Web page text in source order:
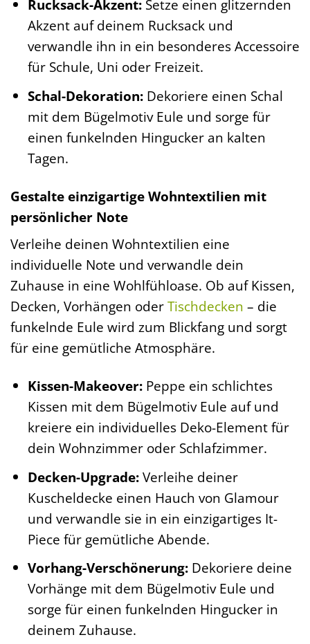
Rucksack-Akzent:Setze einen glitzernden
Akzent auf deinem Rucksack und
verwandle ihn in ein besonderes Accessoire
für Schule, Uni oder Freizeit.
Schal-Dekoration:Dekoriere einen Schal
mit dem Bügelmotiv Eule und sorge für
einen funkelnden Hingucker an kalten
Tagen.
Gestalte einzigartige Wohntextilien mit
persönlicher Note
Verleihe deinen Wohntextilien eine
individuelle Note und verwandle dein
Zuhause in eine Wohlfühloase. Ob auf Kissen,
Decken, Vorhängen oderTischdecken – die
funkelnde Eule wird zum Blickfang und sorgt
für eine gemütliche Atmosphäre.
Kissen-Makeover:Peppe ein schlichtes
Kissen mit dem Bügelmotiv Eule auf und
kreiere ein individuelles Deko-Element für
dein Wohnzimmer oder Schlafzimmer.
Decken-Upgrade:Verleihe deiner
Kuscheldecke einen Hauch von Glamour
und verwandle sie in ein einzigartiges It-
Piece für gemütliche Abende.
Vorhang-Verschönerung:Dekoriere deine
Vorhänge mit dem Bügelmotiv Eule und
sorge für einen funkelnden Hingucker in
deinem Zuhause.